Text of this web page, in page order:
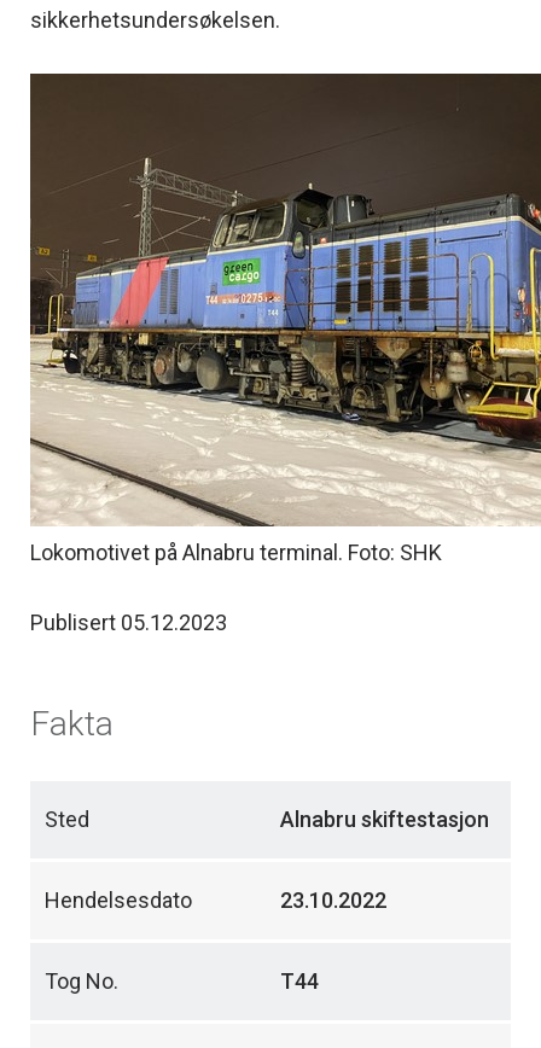
sikkerhetsundersøkelsen.
Lokomotivet på Alnabru terminal. Foto: SHK
Publisert 05.12.2023
Fakta
Sted Alnabru skiftestasjon
Hendelsesdato 23.10.2022
Tog No. T44